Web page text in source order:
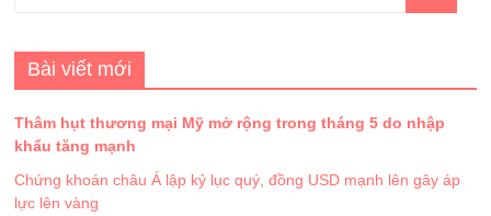
Bài viết mới
Thâm hụt thương mại Mỹ mở rộng trong tháng 5 do nhập
khẩu tăng mạnh
Chứng khoán châu Á lập kỷ lục quý, đồng USD mạnh lên gây áp
lực lên vàng